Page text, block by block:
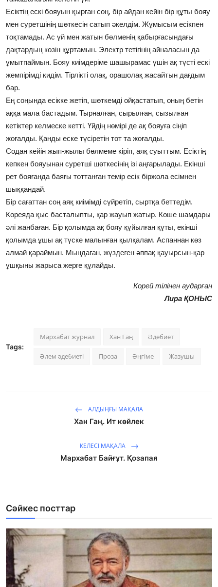
Есіктің ескі бояуын қырған соң, бір айдан кейін бір құты бояу
мен суретшінің шөткесін сатып әкелдім. Жұмысым есікпен
тоқтамады. Ас үй мен жатын бөлменің қабырғасындағы
дақтардың көзін құртамын. Электр тетігінің айналасын да
ұмытпаймын. Бояу киімдеріме шашырамас үшін ақ түсті ескі
жемпірімді кидім. Тірлікті олақ, орашолақ жасайтын дағдым
бар.
Ең соңында есікке жетіп, шөткемді ойқастатып, оның бетін
аққа мала бастадым. Тырналған, сырылған, сызылған
кетіктер келмеске кетті. Үйдің нөмірі де ақ бояуға сіңіп
жоғалды. Қанды еске түсіретін тот та жоғалды.
Содан кейін жып-жылы бөлмеме кіріп, аяқ суыттым. Есіктің
кепкен бояуынан суретші шөткесінің ізі аңғарылады. Екінші
рет бояғанда баяғы тоттанған темір есік біржола есімнен
шыққандай.
Бір сағаттан соң аяқ киімімді сүйретіп, сыртқа беттедім.
Кореяда қыс басталыпты, қар жауып жатыр. Көше шамдары
әлі жанбаған. Бір қолымда ақ бояу құйылған құты, екінші
қолымда ұшы ақ түске малынған қылқалам. Аспаннан көз
алмай қараймын. Мыңдаған, жүздеген әппақ қауырсын-қар
ұшқыны жарыса жерге құлайды.
Корей тілінен аударған
Лира ҚОНЫС
Tags:
Мархабат журнал Хан Гаң Әдебиет
Әлем әдебиеті Проза Әңгіме Жазушы
АЛДЫҢҒЫ МАҚАЛА
Хан Гаң. Ит көйлек
КЕЛЕСІ МАҚАЛА
Мархабат Байғұт. Қозапая
Сәйкес посттар